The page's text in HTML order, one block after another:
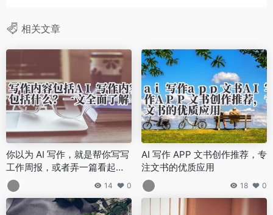
相关文章
你以为 AI 写作，就是帮你写写
工作周报，或者弄一篇看起来
还过得去的公关稿？
14 0
AI 写作 APP 文书创作推荐，专
注文书的优质应用
18 0